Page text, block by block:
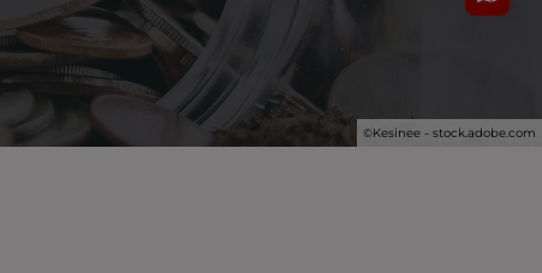
©Kesinee - stock.adobe.com